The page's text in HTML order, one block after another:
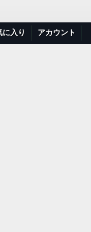
に入り アカウント